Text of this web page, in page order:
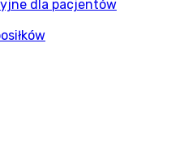
dla pacjentów